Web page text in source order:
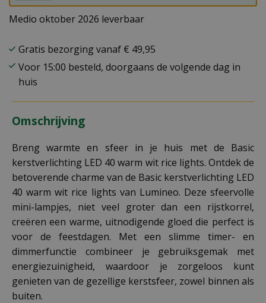
Medio oktober 2026 leverbaar
Gratis bezorging vanaf € 49,95
Voor 15:00 besteld, doorgaans de volgende dag in
huis
Omschrijving
Breng warmte en sfeer in je huis met de Basic
kerstverlichting LED 40 warm wit rice lights. Ontdek de
betoverende charme van de Basic kerstverlichting LED
40 warm wit rice lights van Lumineo. Deze sfeervolle
mini-lampjes, niet veel groter dan een rijstkorrel,
creëren een warme, uitnodigende gloed die perfect is
voor de feestdagen. Met een slimme timer- en
dimmerfunctie combineer je gebruiksgemak met
energiezuinigheid, waardoor je zorgeloos kunt
genieten van de gezellige kerstsfeer, zowel binnen als
buiten.